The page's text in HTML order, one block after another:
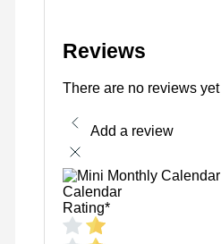
Reviews
There are no reviews yet
Add a review
Calendar
Rating*